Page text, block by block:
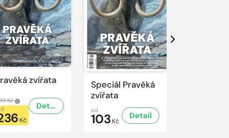
zvířata
Kč
Kč
Detail
Speciál Pravěká
zvířata
od
103 Kč
Detail
Další